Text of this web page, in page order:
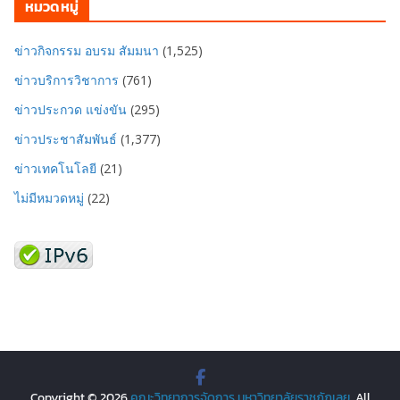
หมวดหมู่
ข่าวกิจกรรม อบรม สัมมนา (1,525)
ข่าวบริการวิชาการ (761)
ข่าวประกวด แข่งขัน (295)
ข่าวประชาสัมพันธ์ (1,377)
ข่าวเทคโนโลยี (21)
ไม่มีหมวดหมู่ (22)